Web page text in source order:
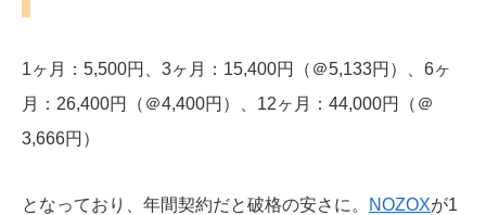
1ヶ月：5,500円、3ヶ月：15,400円（＠5,133円）、6ヶ
月：26,400円（＠4,400円）、12ヶ月：44,000円（＠
3,666円）
となっており、年間契約だと破格の安さに。 NOZOXが1